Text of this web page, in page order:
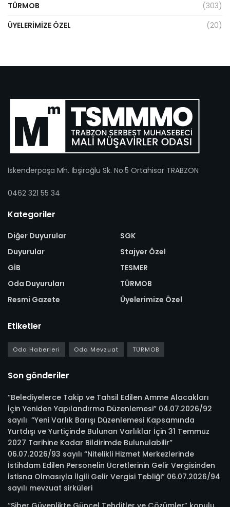
TÜRMOB
(303)
ÜYELERIMIZE ÖZEL
(20)
İskenderpaşa Mh. İbşiroğlu Sk. No:5 Ortahisar TRABZON
0462 321 55 34
Kategoriler
Diğer Duyurular
Duyurular
GİB
Oda Duyuruları
Resmi Gazete
SGK
Stajyer Özel
TESMER
TÜRMOB
Üyelerimize Özel
Etiketler
Oda Haberleri Oda Mevzuat TÜRMOB
Son gönderiler
“Belediyelerce Takip ve Tahsil Edilen Amme Alacakları
İçin Yeniden Yapılandırma Düzenlemesi” 04.07.2026/92
sayılı “Yeni Varlık Barışı Düzenlemesi Kapsamında
Yurtdışı ve Yurtiçinde Bulunan Varlıklar İçin 31 Temmuz
2027 Tarihine Kadar Bildirimde Bulunulabilir”
06.07.2026/93 sayılı “Nitelikli Hizmet Merkezlerinde
İstihdam Edilen Personelin Ücretlerinin Gelir Vergisinden
İstisna Olmasıyla İlgili Gelir Vergisi Tebliği” 06.07.2026/94
sayılı mevzuat sirküleri